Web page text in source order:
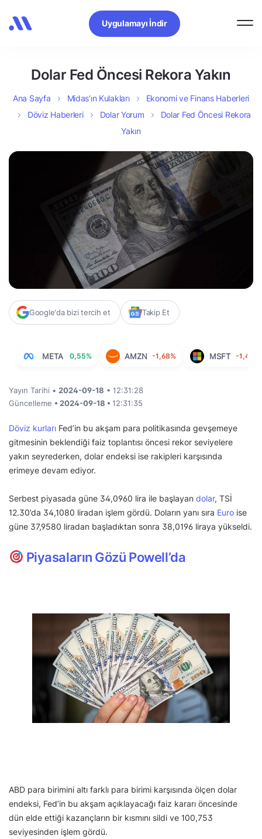
Uygulamayı İndir
Dolar Fed Öncesi Rekora Yakın
Ana Sayfa Midas’ın Kulakları
Ekonomi ve Finans Haberleri
Döviz Haberleri
Dolar Yorum
Dolar Fed Öncesi Rekora
Yakın
Google'da bizi tercih et Takip Et
META 0,55% AMZN -1,68% MSFT -1,43%
Yayın Tarihi • 2024-09-18 • 12:31:28
Güncelleme • 2024-09-18 • 12:31:35
Döviz kurları Fed’in bu akşam para politikasında gevşemeye
gitmesinin beklendiği faiz toplantısı öncesi rekor seviyelere
yakın seyrederken, dolar endeksi ise rakipleri karşısında
erimeye devam ediyor.
Serbest piyasada güne 34,0960 lira ile başlayan dolar, TSİ
12.30’da 34,1080 liradan işlem gördü. Doların yanı sıra Euro ise
güne 37,9580 liradan başladıktan sonra 38,0196 liraya yükseldi.
Piyasaların Gözü Powell’da
ABD para birimini altı farklı para birimi karşısında ölçen dolar
endeksi, Fed’in bu akşam açıklayacağı faiz kararı öncesinde
dün elde ettiği kazançların bir kısmını sildi ve 100,753
seviyesinden işlem gördü.